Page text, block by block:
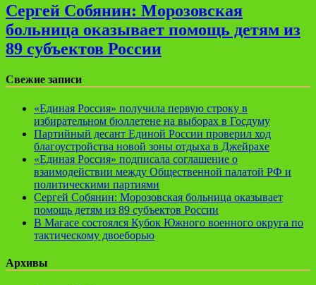
Сергей Собянин: Морозовская
больница оказывает помощь детям из
89 субъектов России
Свежие записи
«Единая Россия» получила первую строку в
избирательном бюллетене на выборах в Госдуму
Партийный десант Единой России проверил ход
благоустройства новой зоны отдыха в Джейрахе
«Единая Россия» подписала соглашение о
взаимодействии между Общественной палатой РФ и
политическими партиями
Сергей Собянин: Морозовская больница оказывает
помощь детям из 89 субъектов России
В Магасе состоялся Кубок Южного военного округа по
тактическому двоеборью
Архивы